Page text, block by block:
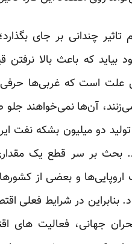
چندانی بر جای بگذارد؛
بیاید که باعث بالا
علت است که غربی‌ها حرفی
آن‌ها نمی‌خواهند
دو میلیون بشکه نفت
بحث بر سر قطع یک
و بعضی از
بنابراین در شرایط فعلی
جهانی، فعالیت های